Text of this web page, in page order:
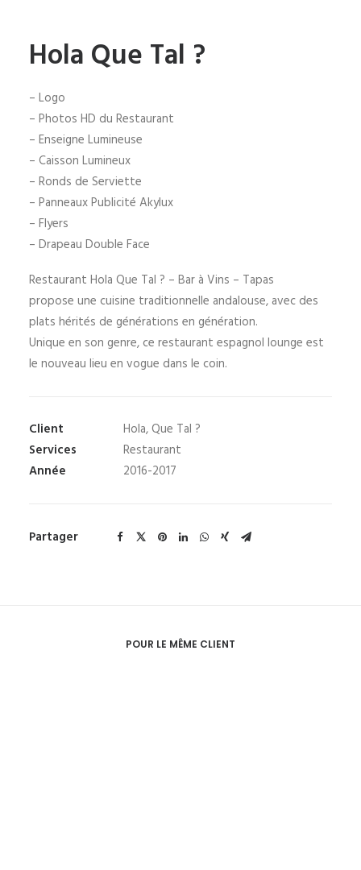
Hola Que Tal ?
– Logo
– Photos HD du Restaurant
– Enseigne Lumineuse
– Caisson Lumineux
– Ronds de Serviette
– Panneaux Publicité Akylux
– Flyers
– Drapeau Double Face
Restaurant Hola Que Tal ? – Bar à Vins – Tapas
propose une cuisine traditionnelle andalouse, avec des
plats hérités de générations en génération.
Unique en son genre, ce restaurant espagnol lounge est
le nouveau lieu en vogue dans le coin.
Client
Hola, Que Tal ?
Services
Restaurant
Année
2016-2017
Partager
POUR LE MÊME CLIENT